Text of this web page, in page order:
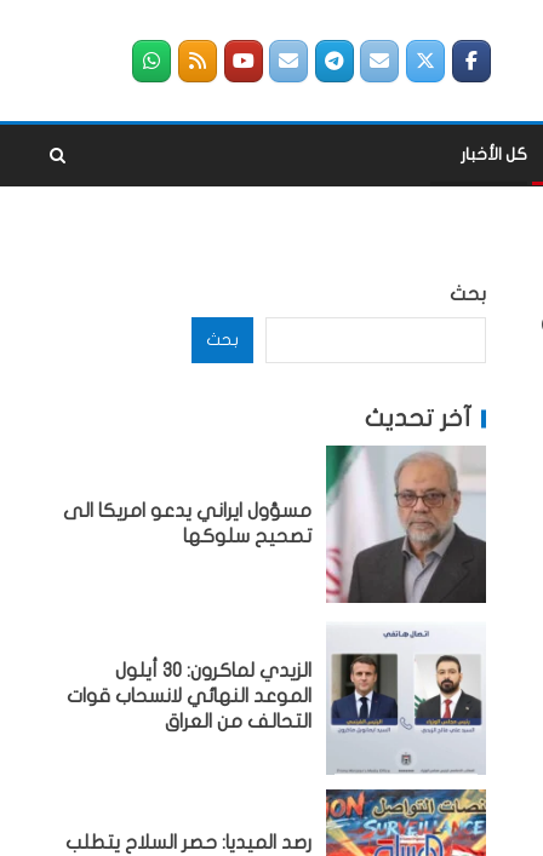
كل الأخبار
بحث
بحث
آخر تحديث
مسؤول ايراني يدعو امريكا الى
تصحيح سلوكها
الزيدي لماكرون: 30 أيلول
الموعد النهائي لانسحاب قوات
التحالف من العراق
رصد الميديا: حصر السلاح يتطلب